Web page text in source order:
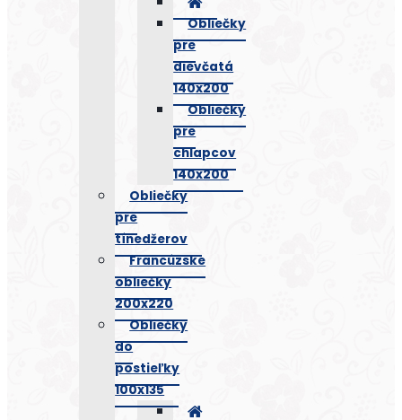
Obliečky
pre
dievčatá
140x200
Obliečky
pre
chlapcov
140x200
Obliečky
pre
tínedžerov
Francúzske
obliečky
200x220
Obliečky
do
postieľky
100x135